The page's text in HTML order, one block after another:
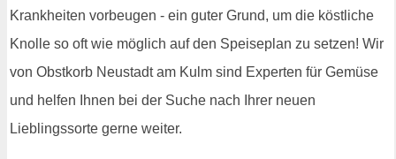
Krankheiten vorbeugen - ein guter Grund, um die köstliche
Knolle so oft wie möglich auf den Speiseplan zu setzen! Wir
von Obstkorb Neustadt am Kulm sind Experten für Gemüse
und helfen Ihnen bei der Suche nach Ihrer neuen
Lieblingssorte gerne weiter.